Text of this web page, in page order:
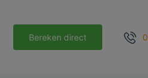
Bereken direct